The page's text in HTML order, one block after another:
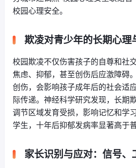
校园心理安全。
欺凌对青少年的长期心理
校园欺凌不仅伤害孩子的自尊和社
焦虑、抑郁，甚至创伤后应激障碍
创伤，会影响孩子成年后的社会适
际传递。神经科学研究发现，长期
调节区域发育受损，影响记忆和学
学生，十年后抑郁发病率显著高于普
家长识别与应对：信号、